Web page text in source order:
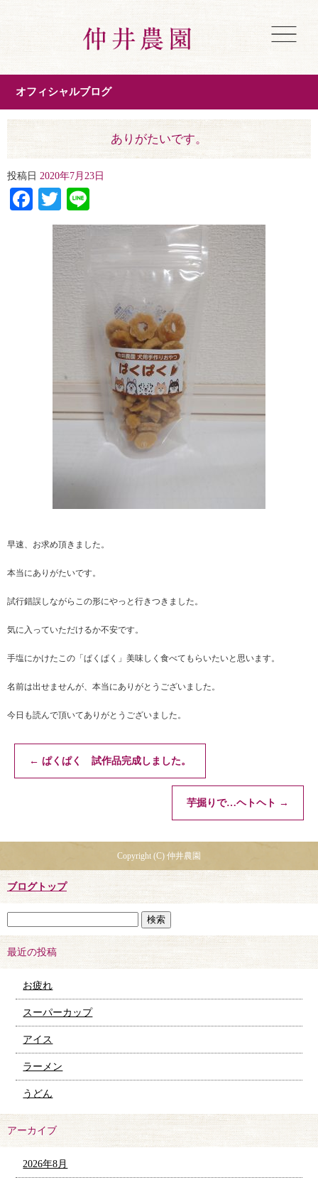
オフィシャルブログ
ありがたいです。
投稿日 2020年7月23日
Facebook
Twitter
早速、お求め頂きました。
本当にありがたいです。
試行錯誤しながらこの形にやっと行きつきました。
気に入っていただけるか不安です。
手塩にかけたこの「ぱくぱく」美味しく食べてもらいたいと思います。
名前は出せませんが、本当にありがとうございました。
今日も読んで頂いてありがとうございました。
← ぱくぱく 試作品完成しました。
芋掘りで…ヘトヘト →
Copyright (C) 仲井農園
ブログトップ
最近の投稿
お疲れ
スーパーカップ
アイス
ラーメン
うどん
アーカイブ
2026年8月